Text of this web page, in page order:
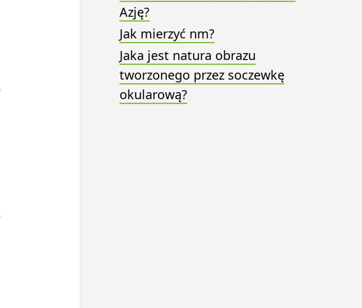
Azję?
Jak mierzyć nm?
Jaka jest natura obrazu
tworzonego przez soczewkę
okularową?